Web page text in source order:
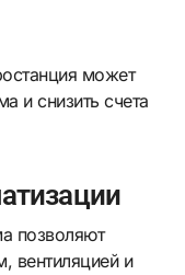
может
и снизить счета
позволяют
вентиляцией и